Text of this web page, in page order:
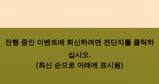
진행 중인 이벤트에 회신하려면 전단지를 클릭하
십시오.
(최신 순으로 아래에 표시됨)